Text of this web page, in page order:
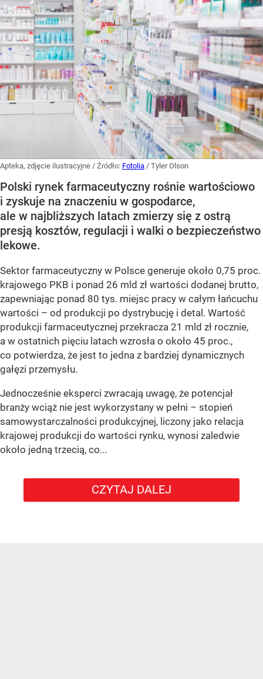
Apteka, zdjęcie ilustracyjne / Źródło: Fotolia / Tyler Olson
Polski rynek farmaceutyczny rośnie wartościowo
i zyskuje na znaczeniu w gospodarce,
ale w najbliższych latach zmierzy się z ostrą
presją kosztów, regulacji i walki o bezpieczeństwo
lekowe.
Sektor farmaceutyczny w Polsce generuje około 0,75 proc.
krajowego PKB i ponad 26 mld zł wartości dodanej brutto,
zapewniając ponad 80 tys. miejsc pracy w całym łańcuchu
wartości – od produkcji po dystrybucję i detal. Wartość
produkcji farmaceutycznej przekracza 21 mld zł rocznie,
a w ostatnich pięciu latach wzrosła o około 45 proc.,
co potwierdza, że jest to jedna z bardziej dynamicznych
gałęzi przemysłu.
Jednocześnie eksperci zwracają uwagę, że potencjał
branży wciąż nie jest wykorzystany w pełni – stopień
samowystarczalności produkcyjnej, liczony jako relacja
krajowej produkcji do wartości rynku, wynosi zaledwie
około jedną trzecią, co...
CZYTAJ DALEJ